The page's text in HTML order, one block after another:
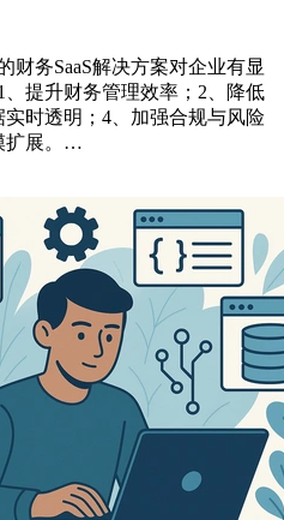
财务SaaS解决方案对企业有显
提升财务管理效率；2、降低
时透明；4、加强合规与风险
扩展。…